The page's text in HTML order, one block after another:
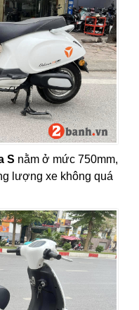
S nằm ở mức 750mm,
lượng xe không quá